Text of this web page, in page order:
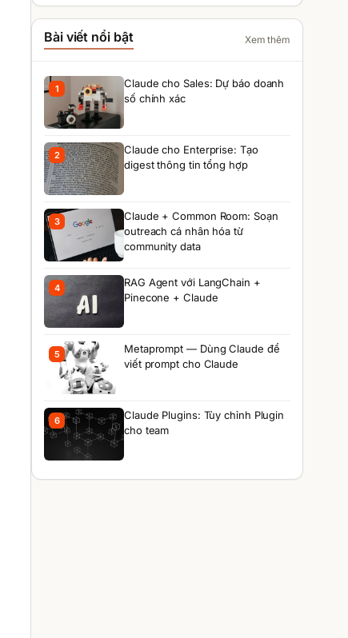
Bài viết nổi bật Xem thêm
1
Claude cho Sales: Dự báo doanh
số chính xác
2
Claude cho Enterprise: Tạo
digest thông tin tổng hợp
3
Claude + Common Room: Soạn
outreach cá nhân hóa từ
community data
4
RAG Agent với LangChain +
Pinecone + Claude
5
Metaprompt — Dùng Claude để
viết prompt cho Claude
6
Claude Plugins: Tùy chỉnh Plugin
cho team